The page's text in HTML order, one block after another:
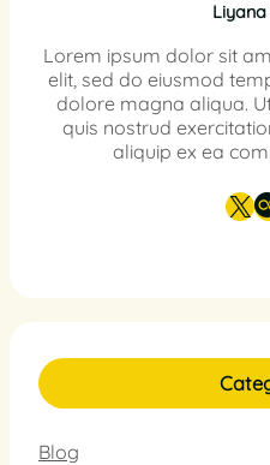
Lorem ipsum dolor sit
elit, sed do eiusmod
dolore magna aliqua.
quis nostrud
aliquip ex ea
X
Blog